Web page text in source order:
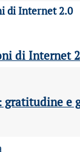
di Internet
e